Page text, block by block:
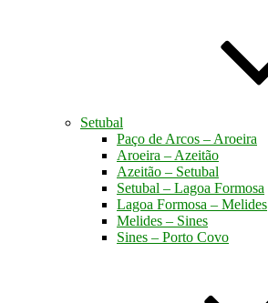
Setubal
Paço de Arcos – Aroeira
Aroeira – Azeitão
Azeitão – Setubal
Setubal – Lagoa Formosa
Lagoa Formosa – Melides
Melides – Sines
Sines – Porto Covo